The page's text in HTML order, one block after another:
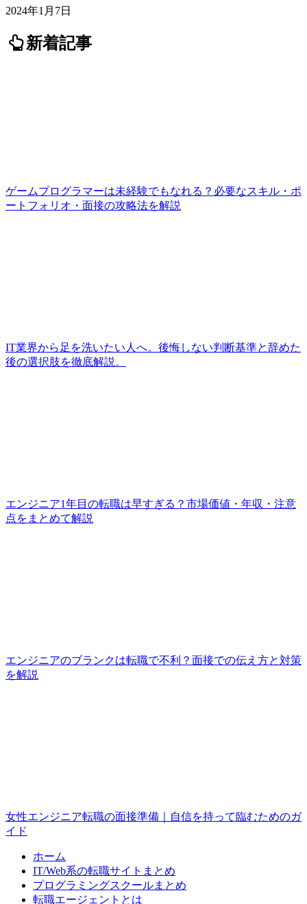
2024年1月7日
新着記事
ゲームプログラマーは未経験でもなれる？必要なスキル・ポ
ートフォリオ・面接の攻略法を解説
IT業界から足を洗いたい人へ。後悔しない判断基準と辞めた
後の選択肢を徹底解説。
エンジニア1年目の転職は早すぎる？市場価値・年収・注意
点をまとめて解説
エンジニアのブランクは転職で不利？面接での伝え方と対策
を解説
女性エンジニア転職の面接準備｜自信を持って臨むためのガ
イド
ホーム
IT/Web系の転職サイトまとめ
プログラミングスクールまとめ
転職エージェントとは